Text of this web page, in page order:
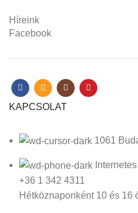
Híreink
Facebook
KAPCSOLAT
1061
+36 1 342 4311
Hétköznaponként 10 és 16